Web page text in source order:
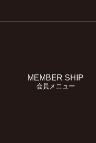
MEMBER SHIP
会員メニュー